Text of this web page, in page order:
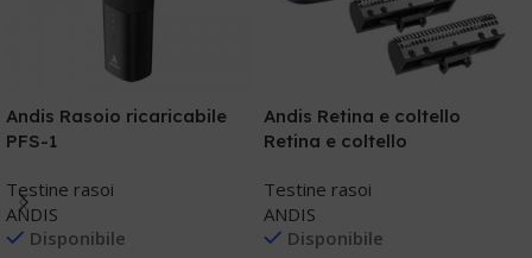
Andis Rasoio ricaricabile
PFS-1
Testine rasoi
ANDIS
Disponibile
Andis Retina e coltello
Retina e coltello
Testine rasoi
ANDIS
Disponibile